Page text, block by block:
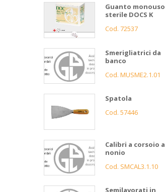
Guanto monouso
sterile DOCS K
Cod. 72537
Smerigliatrici da
banco
Cod. MUSME2.1.01
Spatola
Cod. 57446
Calibri a corsoio a
nonio
Cod. SMCAL3.1.10
Semilavorati in